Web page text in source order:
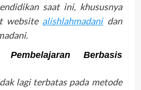
saat ini, khususnya
website alishlahmadanidan
Pembelajaran Berbasis
lagi terbatas pada metode